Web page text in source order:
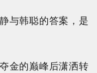
韩聪的答案，是
的巅峰后潇洒转